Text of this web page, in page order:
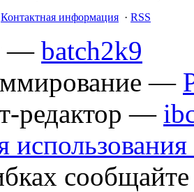
Контактная информация · RSS
— batch2k9
—
редактор —
использования